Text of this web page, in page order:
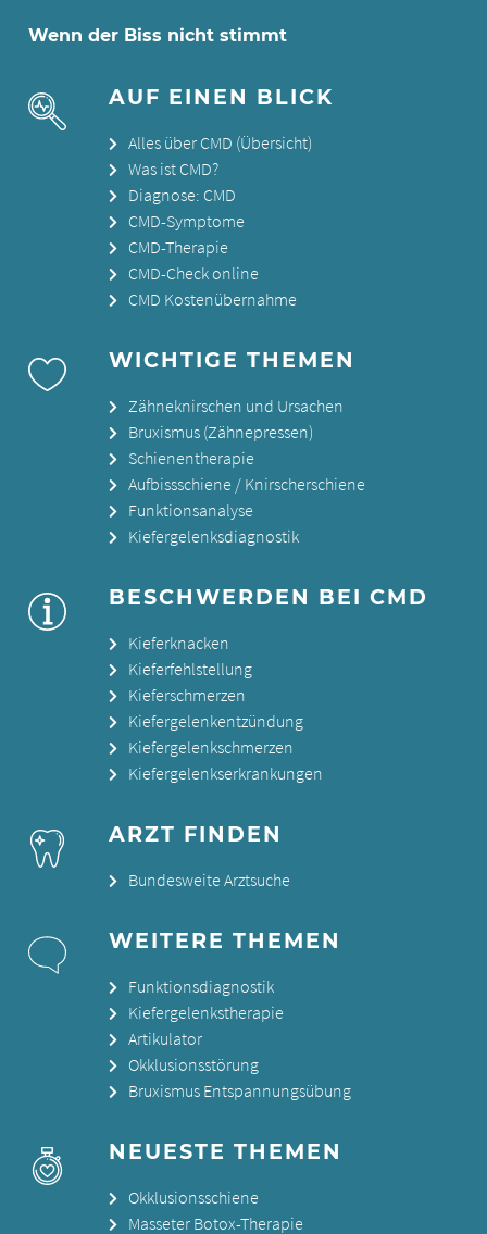
Wenn der Biss nicht stimmt
AUF EINEN BLICK
Alles über CMD (Übersicht)
Was ist CMD?
Diagnose: CMD
CMD-Symptome
CMD-Therapie
CMD-Check online
CMD Kostenübernahme
WICHTIGE THEMEN
Zähneknirschen und Ursachen
Bruxismus (Zähnepressen)
Schienentherapie
Aufbissschiene / Knirscherschiene
Funktionsanalyse
Kiefergelenksdiagnostik
BESCHWERDEN BEI CMD
Kieferknacken
Kieferfehlstellung
Kieferschmerzen
Kiefergelenkentzündung
Kiefergelenkschmerzen
Kiefergelenkserkrankungen
ARZT FINDEN
Bundesweite Arztsuche
WEITERE THEMEN
Funktionsdiagnostik
Kiefergelenkstherapie
Artikulator
Okklusionsstörung
Bruxismus Entspannungsübung
NEUESTE THEMEN
Okklusionsschiene
Masseter Botox-Therapie